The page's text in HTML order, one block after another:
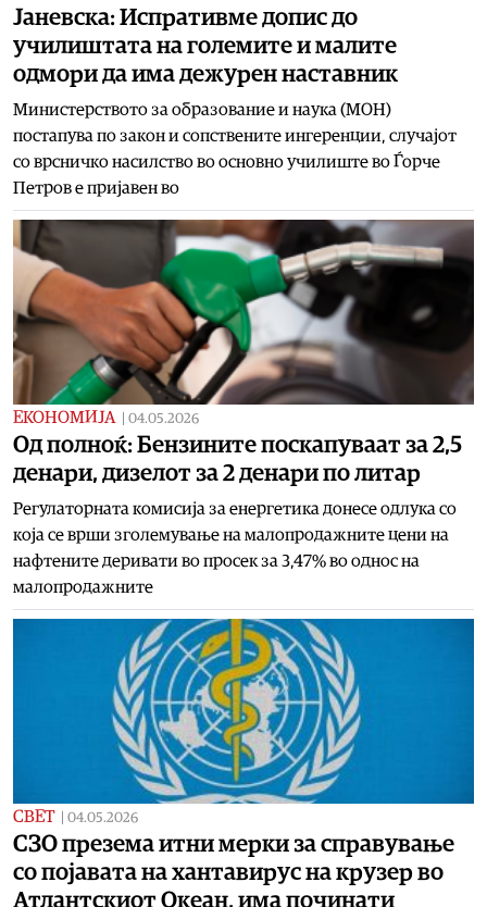
Јаневска: Испративме допис до
училиштата на големите и малите
одмори да има дежурен наставник
Министерството за образование и наука (МОН)
постапува по закон и сопствените ингеренции, случајот
со врсничко насилство во основно училиште во Ѓорче
Петров е пријавен во
ЕКОНОМИЈА 04.05.2026
Од полноќ: Бензините поскапуваат за 2,5
денари, дизелот за 2 денари по литар
Регулаторната комисија за енергетика донесе одлука со
која се врши зголемување на малопродажните цени на
нафтените деривати во просек за 3,47% во однос на
малопродажните
СВЕТ 04.05.2026
СЗО презема итни мерки за справување
со појавата на хантавирус на крузер во
Атлантскиот Океан, има починати